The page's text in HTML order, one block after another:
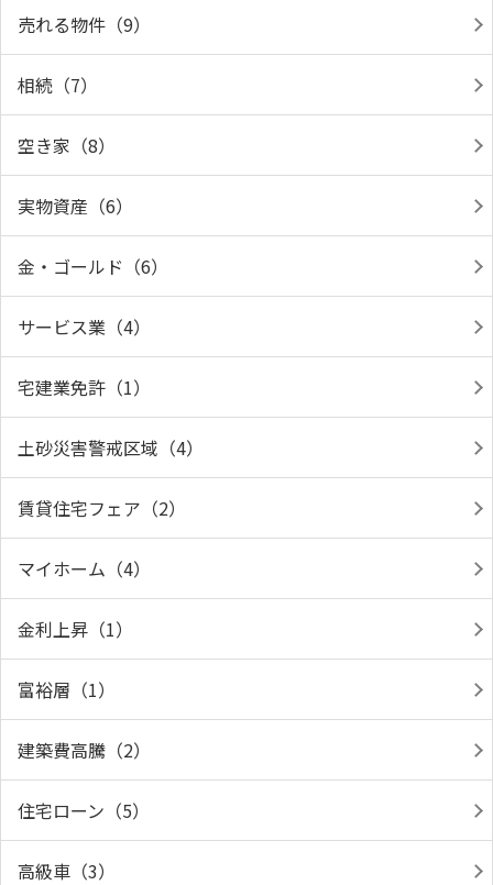
売れる物件（9）
相続（7）
空き家（8）
実物資産（6）
金・ゴールド（6）
サービス業（4）
宅建業免許（1）
土砂災害警戒区域（4）
賃貸住宅フェア（2）
マイホーム（4）
金利上昇（1）
富裕層（1）
建築費高騰（2）
住宅ローン（5）
高級車（3）